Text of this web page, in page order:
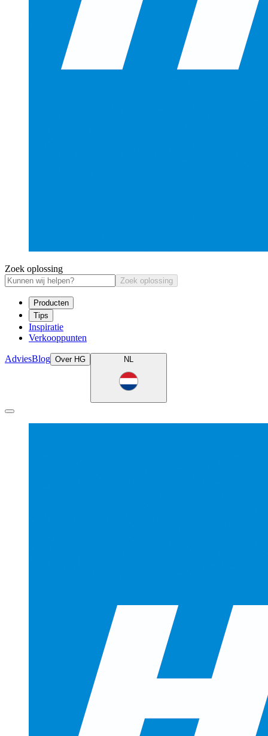
Zoek oplossing
Zoek oplossing
Producten
Tips
Inspiratie
Verkooppunten
AdviesBlog Over HG NL